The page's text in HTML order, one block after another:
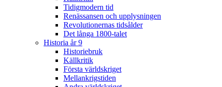
Tidigmodern tid
Renässansen och upplysningen
Revolutionernas tidsålder
Det långa 1800-talet
Historia år 9
Historiebruk
Källkritik
Första världskriget
Mellankrigstiden